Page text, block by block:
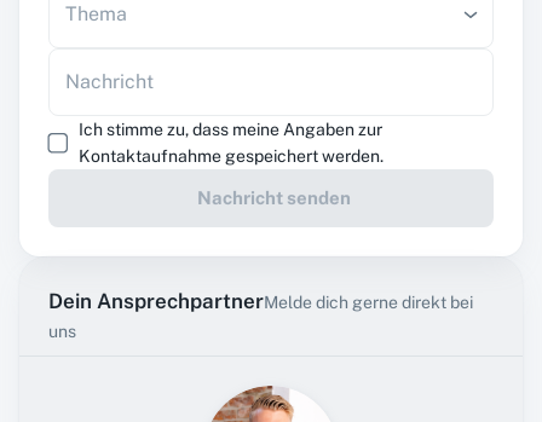
Thema
Nachricht
Ich stimme zu, dass meine Angaben zur
Kontaktaufnahme gespeichert werden.
Nachricht senden
Dein AnsprechpartnerMelde dich gerne direkt bei
uns